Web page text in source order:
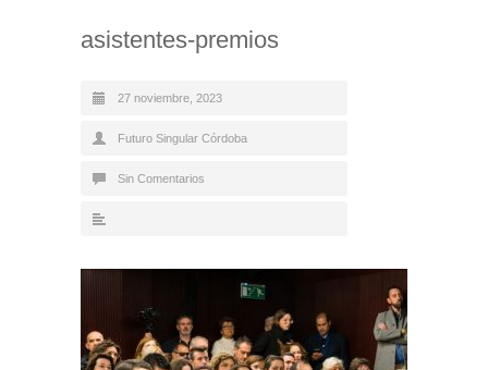
asistentes-premios
27 noviembre, 2023
Futuro Singular Córdoba
Sin Comentarios